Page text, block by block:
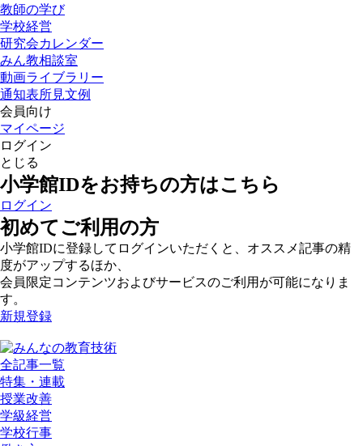
教師の学び
学校経営
研究会カレンダー
みん教相談室
動画ライブラリー
通知表所見文例
会員向け
マイページ
ログイン
とじる
小学館IDをお持ちの方はこちら
ログイン
初めてご利用の方
小学館IDに登録してログインいただくと、オススメ記事の精
度がアップするほか、
会員限定コンテンツおよびサービスのご利用が可能になりま
す。
新規登録
全記事一覧
特集・連載
授業改善
学級経営
学校行事